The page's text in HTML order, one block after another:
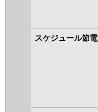
スケジュール節電